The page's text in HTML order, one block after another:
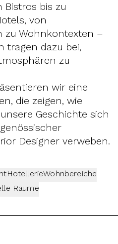
Bistros bis zu
von
zu Wohnkontexten –
tragen dazu bei,
zu
wir eine
die zeigen, wie
Geschichte sich
Designer verweben.
HotellerieWohnbereiche
Räume